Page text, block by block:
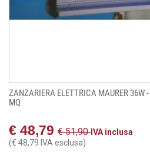
ZANZARIERA ELETTRICA MAURER 36W
MQ
€ 48,79 € 51,90 IVA inclusa
(€ 48,79 IVA esclusa)